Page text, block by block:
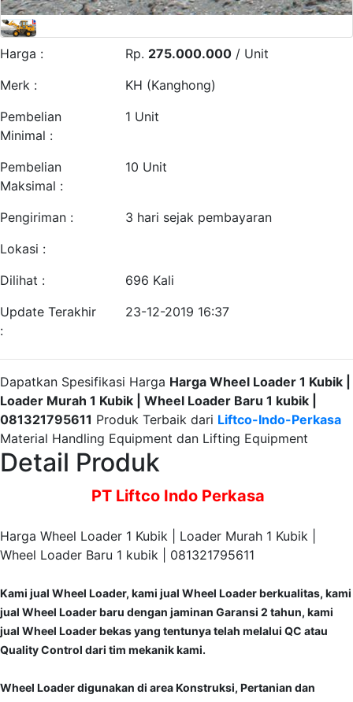
Harga : Rp. 275.000.000 / Unit
Merk :
KH (Kanghong)
Pembelian
Minimal :
1 Unit
Pembelian
Maksimal :
10 Unit
Pengiriman :
3 hari sejak pembayaran
Lokasi :
Dilihat :
696 Kali
Update Terakhir
:
23-12-2019 16:37
Dapatkan Spesifikasi Harga Harga Wheel Loader 1 Kubik |
Loader Murah 1 Kubik | Wheel Loader Baru 1 kubik |
081321795611 Produk Terbaik dari Liftco-Indo-Perkasa
Material Handling Equipment dan Lifting Equipment
Detail Produk
PT Liftco Indo Perkasa
Harga Wheel Loader 1 Kubik | Loader Murah 1 Kubik |
Wheel Loader Baru 1 kubik | 081321795611
Kami jual Wheel Loader, kami jual Wheel Loader berkualitas, kami
jual Wheel Loader baru dengan jaminan Garansi 2 tahun, kami
jual Wheel Loader bekas yang tentunya telah melalui QC atau
Quality Control dari tim mekanik kami.
Wheel Loader digunakan di area Konstruksi, Pertanian dan